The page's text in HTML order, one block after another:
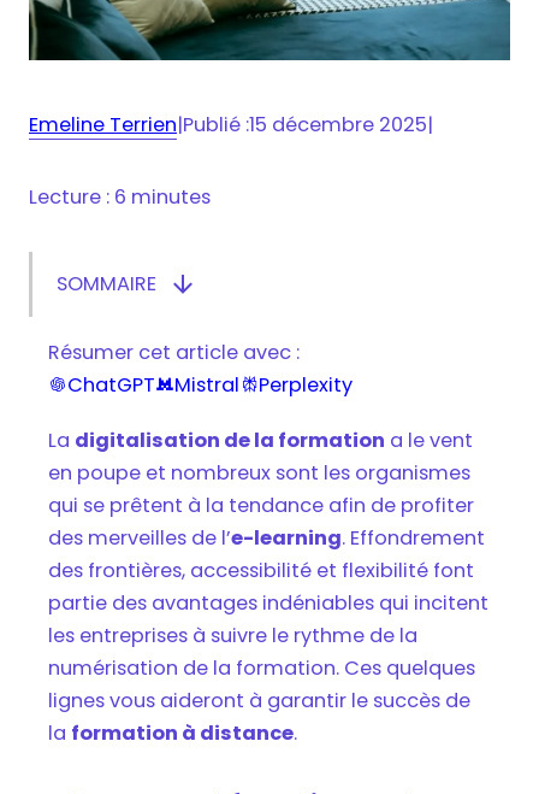
Emeline Terrien|Publié :15 décembre 2025|
Lecture : 6 minutes
SOMMAIRE Afficher/masquer le sommaire
distance ?
Quels outils utiliser dans une formation à
distance ?
Quelles sont les bonnes pratiques pour
élaborer une formation à distance ?
FAQ – Formation à distance
Résumer cet article avec :
ChatGPTMistral Perplexity
La digitalisation de la formation a le vent
en poupe et nombreux sont les organismes
qui se prêtent à la tendance afin de profiter
des merveilles de l’e-learning. Effondrement
des frontières, accessibilité et flexibilité font
partie des avantages indéniables qui incitent
les entreprises à suivre le rythme de la
numérisation de la formation. Ces quelques
lignes vous aideront à garantir le succès de
la formation à distance.